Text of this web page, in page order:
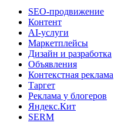
SEO-продвижение
Контент
AI-услуги
Маркетплейсы
Дизайн и разработка
Объявления
Контекстная реклама
Таргет
Реклама у блогеров
Яндекс.Кит
SERM